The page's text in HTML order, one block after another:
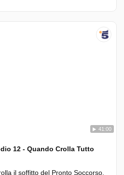
41:00
12 - Quando Crolla Tutto
il soffitto del Pronto Soccorso,